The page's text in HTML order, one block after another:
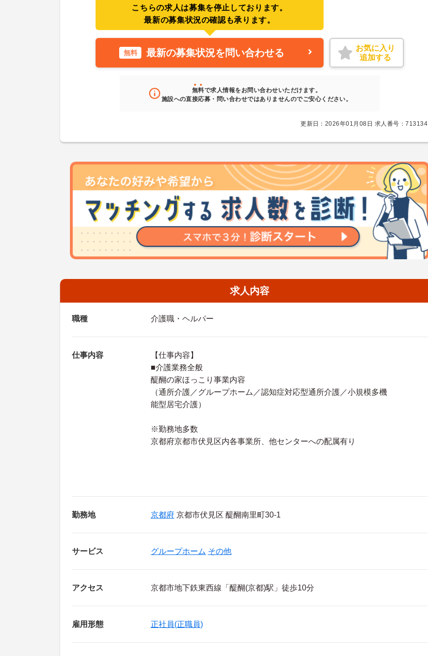
こちらの求人は募集を停止しております。
最新の募集状況の確認も承ります。
無料 最新の募集状況を問い合わせる
お気に入り
追加する
無料で求人情報をお問い合わせいただけます。
施設への直接応募・問い合わせではありませんのでご安心ください。
更新日：2026年01月08日 求人番号：713134
求人内容
職種 介護職・ヘルパー
仕事内容
【仕事内容】
■介護業務全般
醍醐の家ほっこり事業内容
（通所介護／グループホーム／認知症対応型通所介護／小規模多機
能型居宅介護）
※勤務地多数
京都府京都市伏見区内各事業所、他センターへの配属有り
勤務地 京都府 京都市伏見区 醍醐南里町30-1
サービス グループホーム その他
アクセス 京都市地下鉄東西線「醍醐(京都)駅」徒歩10分
雇用形態 正社員(正職員)